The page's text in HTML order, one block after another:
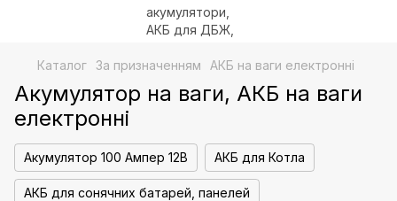
Каталог За призначенням АКБ на ваги електронні
Акумулятор на ваги, АКБ на ваги
електронні
Акумулятор 100 Ампер 12В АКБ для Котла
АКБ для сонячних батарей, панелей